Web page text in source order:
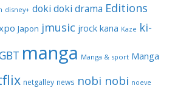
disney+ doki doki drama Editions
Japon jmusic jrock kana Kaze ki-
manga Manga & sport Manga
netgalley news nobi nobi noeve